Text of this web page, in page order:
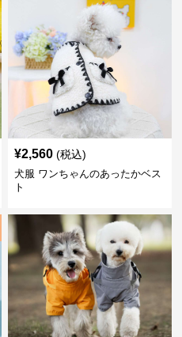
¥2,560 (税込)
犬服 ワンちゃんのあったかベス
ト